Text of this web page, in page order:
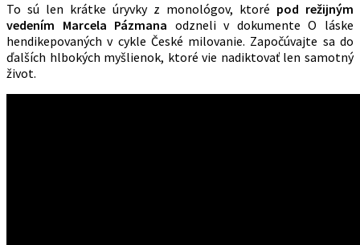
To sú len krátke úryvky z monológov, ktoré pod režijným
vedením Marcela Pázmana odzneli v dokumente O láske
hendikepovaných v cykle České milovanie. Započúvajte sa do
ďalších hlbokých myšlienok, ktoré vie nadiktovať len samotný
život.